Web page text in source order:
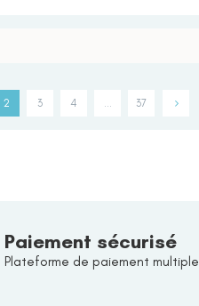
2 3 4 … 37
Paiement sécurisé
Plateforme de paiement multiple